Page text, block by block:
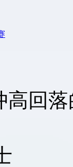
高回